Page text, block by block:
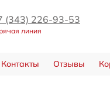
(343) 226-93-53
линия
Контакты Отзывы